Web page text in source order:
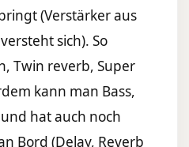
(Verstärker aus
sich). So
Twin reverb, Super
kann man Bass,
hat auch noch
Bord (Delay, Reverb